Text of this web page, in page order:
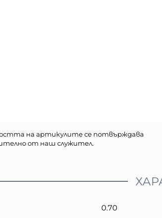
на артикулите се потвърждава
от наш служител.
0.70